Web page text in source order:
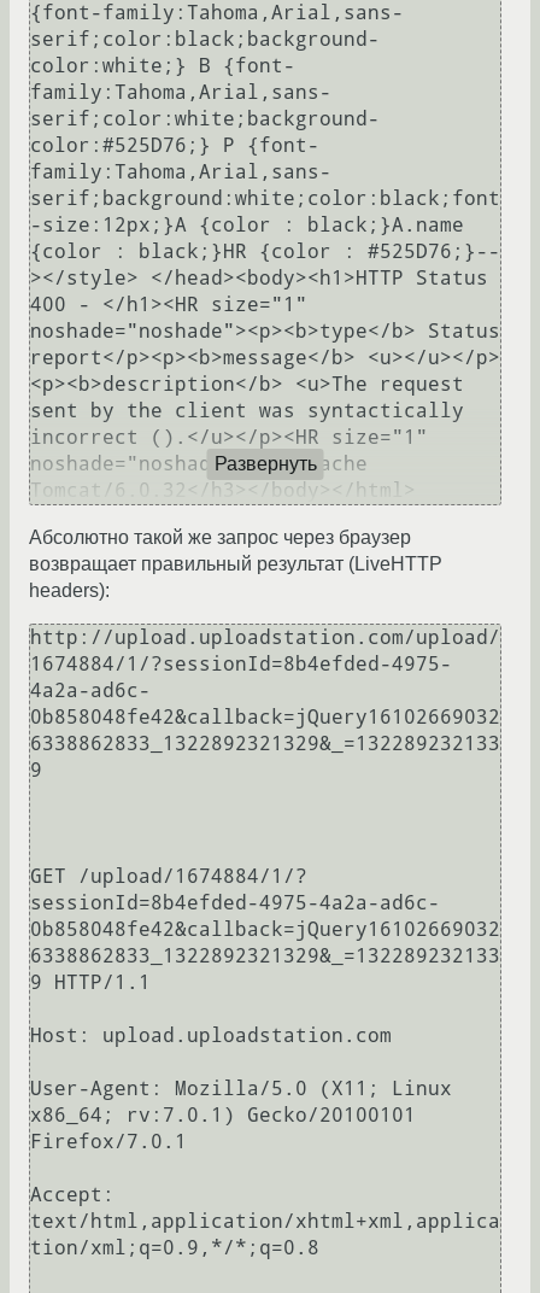
{font-family:Tahoma,Arial,sans-
serif;color:black;background-
color:white;} B {font-
family:Tahoma,Arial,sans-
serif;color:white;background-
color:#525D76;} P {font-
family:Tahoma,Arial,sans-
serif;background:white;color:black;font
-size:12px;}A {color : black;}A.name
{color : black;}HR {color : #525D76;}--
></style> </head><body><h1>HTTP Status
400 - </h1><HR size="1"
noshade="noshade"><p><b>type</b> Status
report</p><p><b>message</b> <u></u></p>
<p><b>description</b> <u>The request
sent by the client was syntactically
incorrect ().</u></p><HR size="1"
noshade="noshade"><h3>Apache
Развернуть
Абсолютно такой же запрос через браузер
возвращает правильный результат (LiveHTTP
headers):
http://upload.uploadstation.com/upload/
1674884/1/?sessionId=8b4efded-4975-
4a2a-ad6c-
0b858048fe42&callback=jQuery16102669032
6338862833_1322892321329&_=132289232133
9
GET /upload/1674884/1/?
sessionId=8b4efded-4975-4a2a-ad6c-
0b858048fe42&callback=jQuery16102669032
6338862833_1322892321329&_=132289232133
9 HTTP/1.1
Host: upload.uploadstation.com
User-Agent: Mozilla/5.0 (X11; Linux
x86_64; rv:7.0.1) Gecko/20100101
Firefox/7.0.1
Accept:
text/html,application/xhtml+xml,applica
tion/xml;q=0.9,*/*;q=0.8